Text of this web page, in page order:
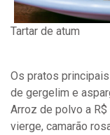
Tartar de atum
Os pratos
de gergelim e
Arroz de polvo a
vierge, camarão